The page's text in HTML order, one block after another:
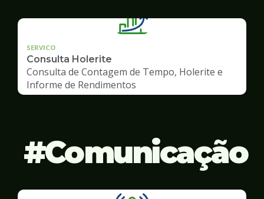
SERVICO
Consulta Holerite
Consulta de Contagem de Tempo, Holerite e
Informe de Rendimentos
Comunicação